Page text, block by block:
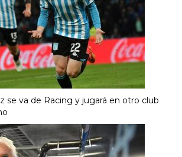
se va de Racing y jugará en otro club